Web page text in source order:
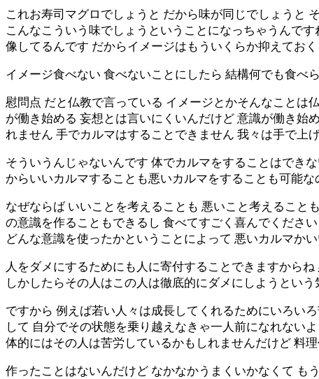
これお寿司マグロでしょうと だから味が同じでしょうと
こんなこういう味でしょうということになっちゃうんで
像してるんです だからイメージはもういくらか抑えてお
イメージ食べない 食べないことにしたら 結構何でも食べ
慰問点 だと仏教で言っている イメージとかそんなことは
が働き始める 妄想とは言いにくいんだけど 意識が働き始
れません 手でカルマはすることできません 我々は手で上
そういうんじゃないんです 体でカルマをすることはでき
からいいカルマすることも悪いカルマをすることも可能な
なぜならば いいことを考えることも 悪いこと考えること
の意識を作ることもできるし 食べてすごく喜んでくださ
どんな意識を使ったかということによって 悪いカルマか
人をダメにするためにも人に寄付することできますから
しかしたらその人はこの人は徹底的にダメにしようとい
ですから 例えば若い人々は成長してくれるためにいろい
して 自分でその状態を乗り越えなきゃ一人前になれない
体的にはその人は苦労しているかもしれませんだけど 料
作ったことはないんだけど なかなかうまくいかなくて も